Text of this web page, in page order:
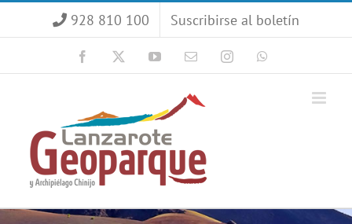
928 810 100 Suscribirse al boletín
Facebook YouTubeCorreoInstagram